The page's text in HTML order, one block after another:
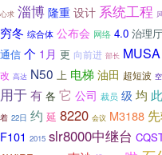
心求 淄博 隆重 设计 系统工程
穷冬 综合体 公布会 网络 4.0 治理厅
通信 个 1月 更 向前进 部长 MUSA
改 高达 N50 上 电梯 油田 超短波
用于有 各 它 公司 裁员 级 均
着 22日 约 延 8220 会议 M3188
F101 2015 slr8000中继台